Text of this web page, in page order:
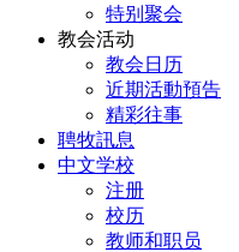
特别聚会
教会活动
教会日历
近期活動預告
精彩往事
聘牧訊息
中文学校
注册
校历
教师和职员